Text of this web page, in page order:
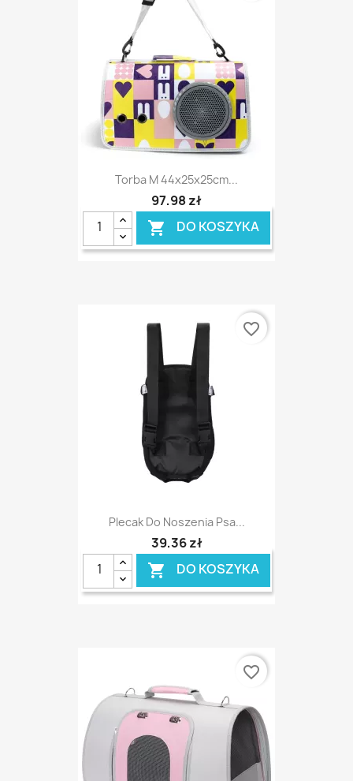
Torba M 44x25x25cm...
97,98 zł
 DO KOSZYKA
Plecak Do Noszenia Psa...
39,36 zł
 DO KOSZYKA
favorite_border
favorite_border